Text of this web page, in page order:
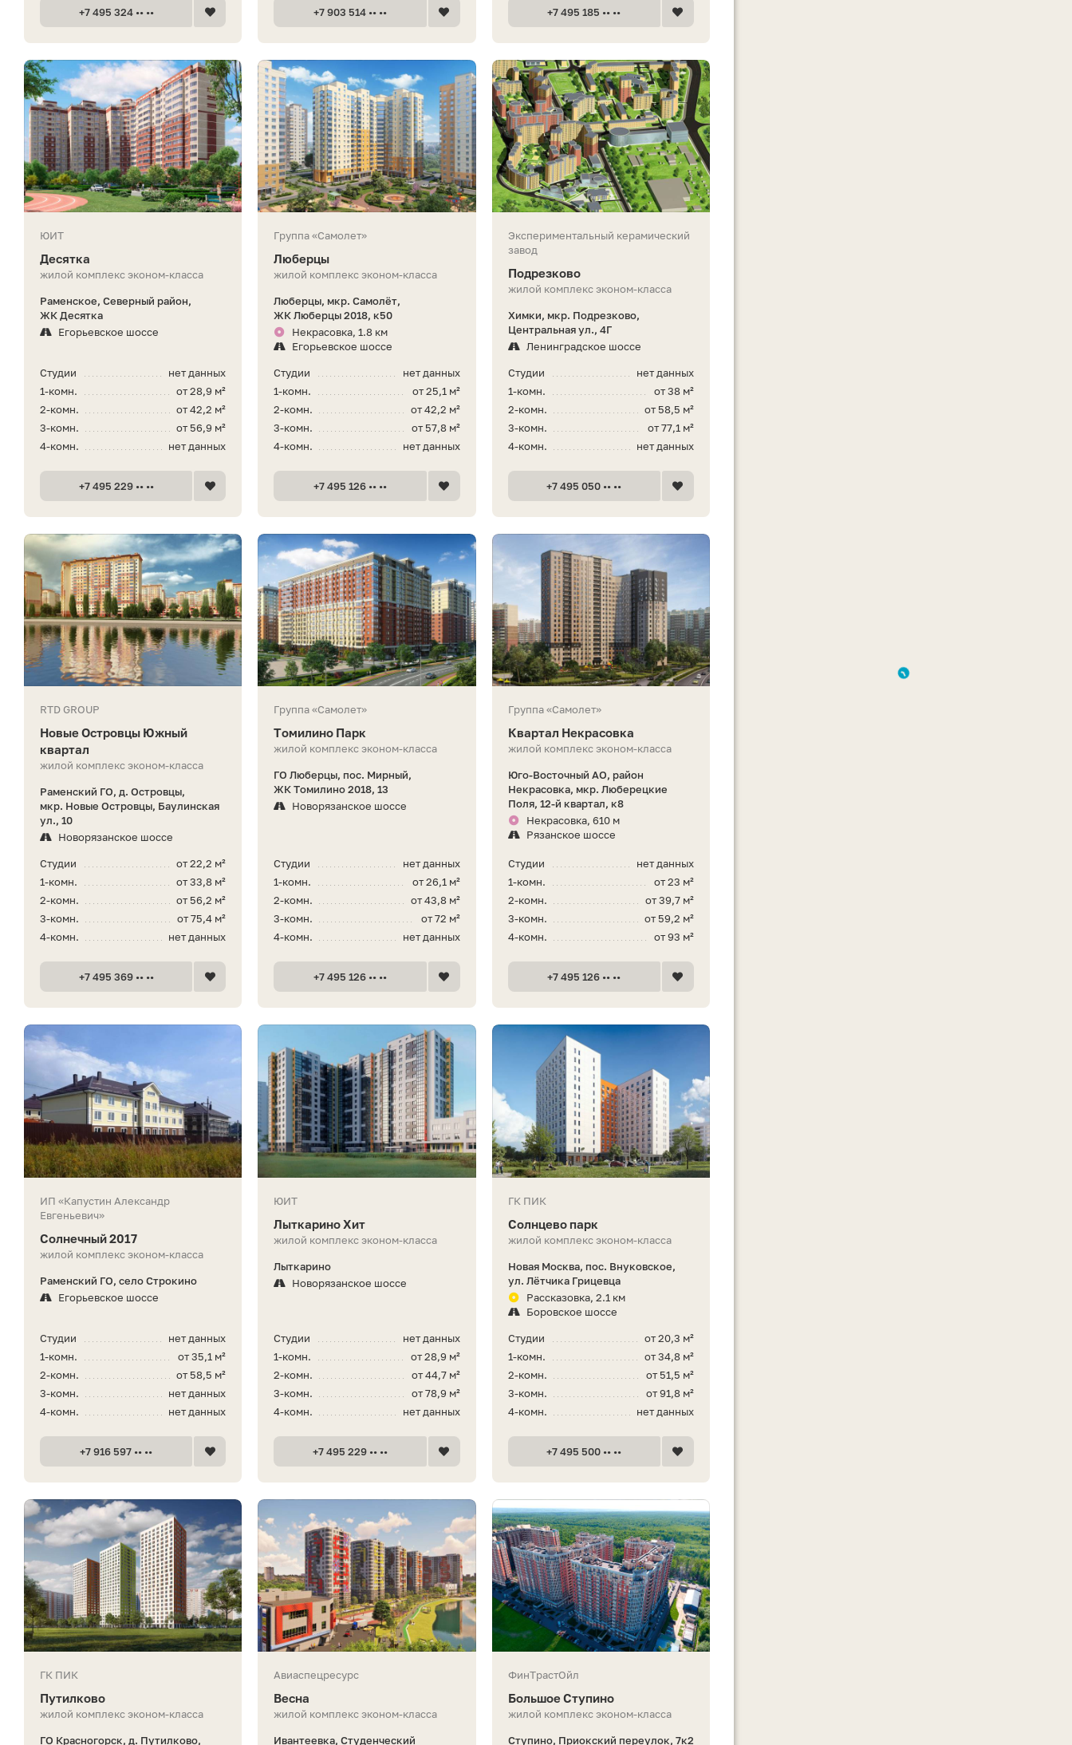
+7 495 324 •• •• +7 903 514 •• •• +7 495 185 •• ••
ЮИТ
Десятка
жилой комплекс эконом-класса
Раменское, Северный район,
ЖК Десятка
Егорьевское шоссе
нет данных
Студии
от 28,9 м²
1-комн.
от 42,2 м²
2-комн.
от 56,9 м²
3-комн.
нет данных
4-комн.
+7 495 229 •• ••
Группа «Самолет»
Люберцы
жилой комплекс эконом-класса
Люберцы, мкр. Самолёт,
ЖК Люберцы 2018, к50
Некрасовка, 1.8 км
Егорьевское шоссе
нет данных
Студии
от 25,1 м²
1-комн.
от 42,2 м²
2-комн.
от 57,8 м²
3-комн.
нет данных
4-комн.
+7 495 126 •• ••
Экспериментальный керамический
завод
Подрезково
жилой комплекс эконом-класса
Химки, мкр. Подрезково,
Центральная ул., 4Г
Ленинградское шоссе
нет данных
Студии
от 38 м²
1-комн.
от 58,5 м²
2-комн.
от 77,1 м²
3-комн.
нет данных
4-комн.
+7 495 050 •• ••
RTD GROUP
Новые Островцы Южный
квартал
жилой комплекс эконом-класса
Раменский ГО, д. Островцы,
мкр. Новые Островцы, Баулинская
ул., 10
Новорязанское шоссе
от 22,2 м²
Студии
от 33,8 м²
1-комн.
от 56,2 м²
2-комн.
от 75,4 м²
3-комн.
нет данных
4-комн.
+7 495 369 •• ••
Группа «Самолет»
Томилино Парк
жилой комплекс эконом-класса
ГО Люберцы, пос. Мирный,
ЖК Томилино 2018, 13
Новорязанское шоссе
нет данных
Студии
от 26,1 м²
1-комн.
от 43,8 м²
2-комн.
от 72 м²
3-комн.
нет данных
4-комн.
+7 495 126 •• ••
Группа «Самолет»
Квартал Некрасовка
жилой комплекс эконом-класса
Юго-Восточный АО, район
Некрасовка, мкр. Люберецкие
Поля, 12-й квартал, к8
Некрасовка, 610 м
Рязанское шоссе
нет данных
Студии
от 23 м²
1-комн.
от 39,7 м²
2-комн.
от 59,2 м²
3-комн.
от 93 м²
4-комн.
+7 495 126 •• ••
ИП «Капустин Александр
Евгеньевич»
Солнечный 2017
жилой комплекс эконом-класса
Раменский ГО, село Строкино
Егорьевское шоссе
нет данных
Студии
от 35,1 м²
1-комн.
от 58,5 м²
2-комн.
нет данных
3-комн.
нет данных
4-комн.
+7 916 597 •• ••
ЮИТ
Лыткарино Хит
жилой комплекс эконом-класса
Лыткарино
Новорязанское шоссе
нет данных
Студии
от 28,9 м²
1-комн.
от 44,7 м²
2-комн.
от 78,9 м²
3-комн.
нет данных
4-комн.
+7 495 229 •• ••
ГК ПИК
Солнцево парк
жилой комплекс эконом-класса
Новая Москва, пос. Внуковское,
ул. Лётчика Грицевца
Рассказовка, 2.1 км
Боровское шоссе
от 20,3 м²
Студии
от 34,8 м²
1-комн.
от 51,5 м²
2-комн.
от 91,8 м²
3-комн.
нет данных
4-комн.
+7 495 500 •• ••
ГК ПИК
Путилково
жилой комплекс эконом-класса
ГО Красногорск, д. Путилково,
Авиаспецресурс
Весна
жилой комплекс эконом-класса
Ивантеевка, Студенческий
ФинТрастОйл
Большое Ступино
жилой комплекс эконом-класса
Ступино, Приокский переулок, 7к2